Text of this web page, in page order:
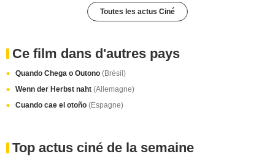
Toutes les actus Ciné
Ce film dans d'autres pays
Quando Chega o Outono (Brésil)
Wenn der Herbst naht (Allemagne)
Cuando cae el otoño (Espagne)
Top actus ciné de la semaine